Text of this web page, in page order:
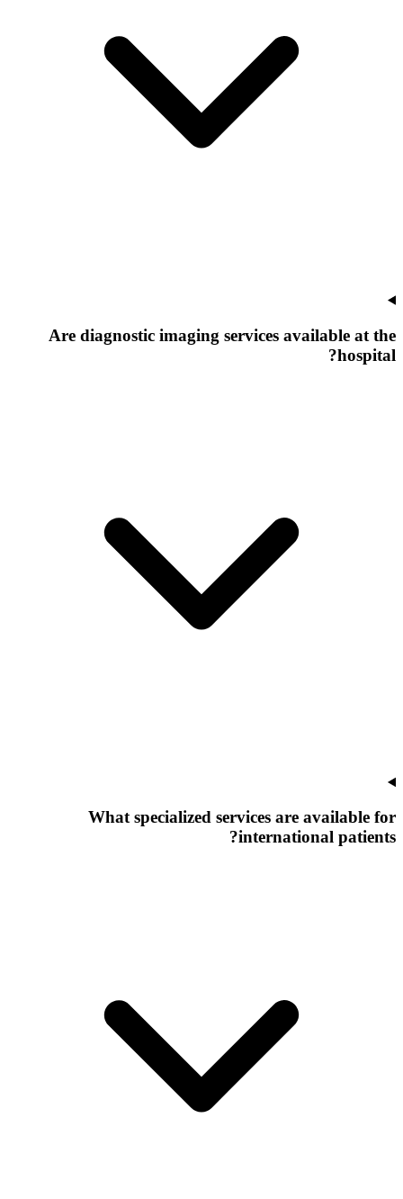
Are diagnostic imaging services available at the
hospital?
What specialized services are available for
international patients?